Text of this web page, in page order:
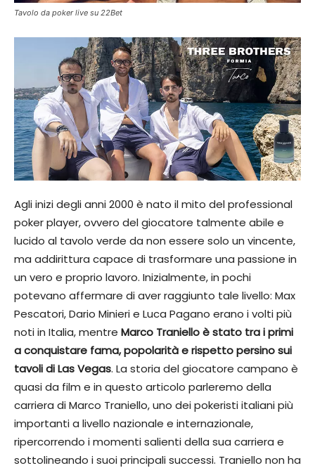
Tavolo da poker live su 22Bet
Agli inizi degli anni 2000 è nato il mito del professional
poker player, ovvero del giocatore talmente abile e
lucido al tavolo verde da non essere solo un vincente,
ma addirittura capace di trasformare una passione in
un vero e proprio lavoro. Inizialmente, in pochi
potevano affermare di aver raggiunto tale livello: Max
Pescatori, Dario Minieri e Luca Pagano erano i volti più
noti in Italia, mentre Marco Traniello è stato tra i primi
a conquistare fama, popolarità e rispetto persino sui
tavoli di Las Vegas. La storia del giocatore campano è
quasi da film e in questo articolo parleremo della
carriera di Marco Traniello, uno dei pokeristi italiani più
importanti a livello nazionale e internazionale,
ripercorrendo i momenti salienti della sua carriera e
sottolineando i suoi principali successi. Traniello non ha